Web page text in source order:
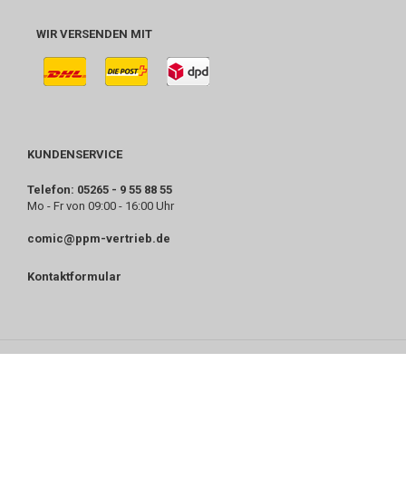
WIR VERSENDEN MIT
KUNDENSERVICE
Telefon: 05265 - 9 55 88 55
Mo - Fr von 09:00 - 16:00 Uhr
comic@ppm-vertrieb.de
Kontaktformular